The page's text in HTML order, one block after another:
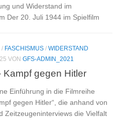
und Widerstand im
Der 20. Juli 1944 im Spielfilm
/ FASCHISMUS / WIDERSTAND
VON GFS-ADMIN_2021
Kampf gegen Hitler
Einführung in die Filmreihe
gegen Hitler“, die anhand von
Zeitzeugeninterviews die Vielfalt